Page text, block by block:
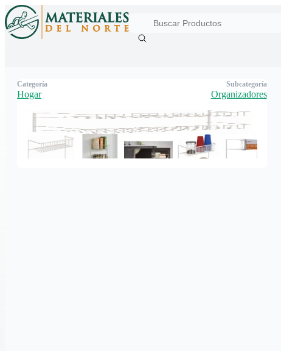
Categoría
Hogar
Subcategoría
Organizadores